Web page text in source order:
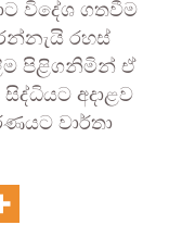
විදේශ ගතවීම
රහස්
පිළිගනිමින් ඒ
අදාළව
වාර්තා